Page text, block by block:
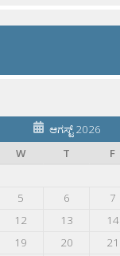
ಆಗಸ್ಟ್ 2026
W T F
5 6 7
12 13 14
19 20 21